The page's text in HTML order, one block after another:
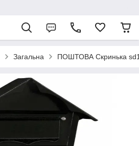
Загальна ПОШТОВА Скринька